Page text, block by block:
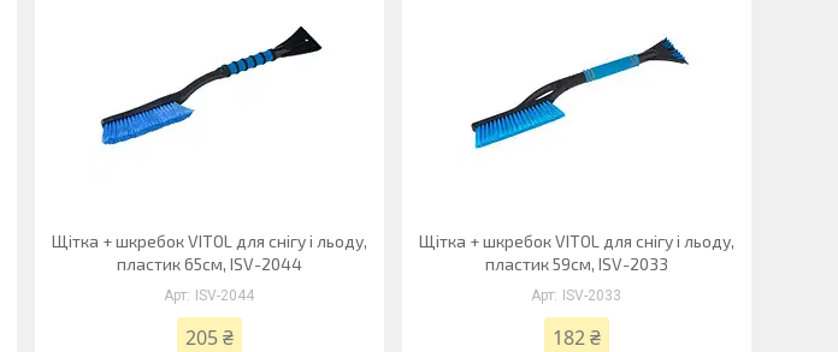
Щітка + шкребок VITOL для снігу і льоду,
пластик 65см, ISV-2044
ISV-2044
205 ₴
Щітка + шкребок VITOL для снігу і льоду,
пластик 59см, ISV-2033
ISV-2033
182 ₴